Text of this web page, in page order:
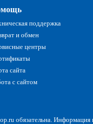
поддержка
и обмен
центры
сайта
с сайтом
обязательна. Информация